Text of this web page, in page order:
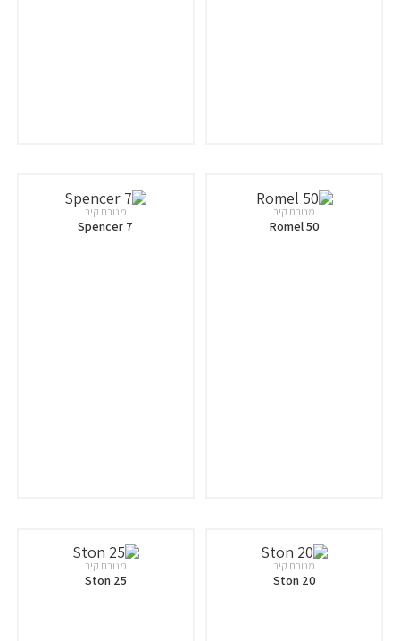
מנורת קיר
Romel 50
מנורת קיר
Spencer 7
מנורת קיר
Ston 20
מנורת קיר
Ston 25